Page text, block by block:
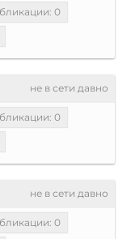
0
не в сети давно
0
не в сети давно
0